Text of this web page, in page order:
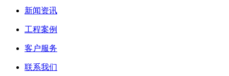
新闻资讯
工程案例
客户服务
联系我们